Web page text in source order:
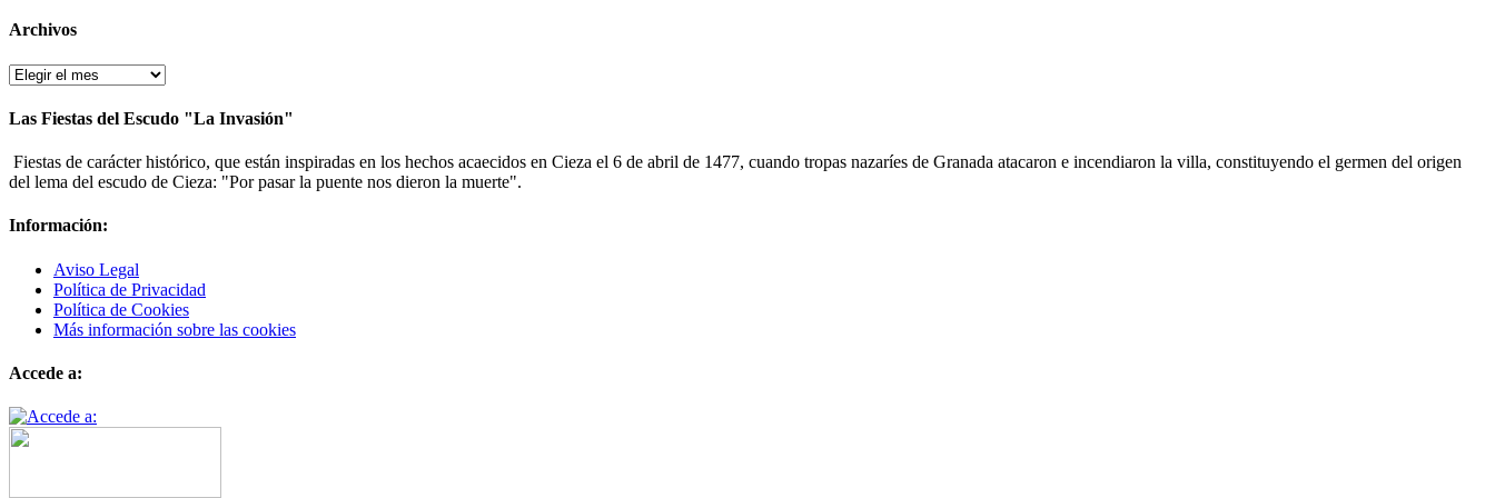
Archivos
Archivos
Las Fiestas del Escudo "La Invasión"
Fiestas de carácter histórico, que están inspiradas en los hechos acaecidos en Cieza el 6 de abril de 1477, cuando tropas nazaríes de Granada atacaron e incendiaron la villa, constituyendo el germen del origen
del lema del escudo de Cieza: "Por pasar la puente nos dieron la muerte".
Información:
Aviso Legal
Política de Privacidad
Política de Cookies
Más información sobre las cookies
Accede a: